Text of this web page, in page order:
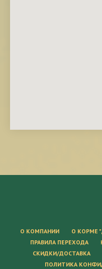
О КОМПАНИИ О КОРМЕ
ПРАВИЛА ПЕРЕХОДА
СКИДКИ/ДОСТАВКА
ПОЛИТИКА